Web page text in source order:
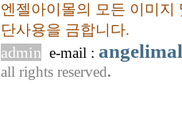
엔젤아이몰의 모든 이미지
단사용을 금합니다.
admin e-mail :
all rights reserved.